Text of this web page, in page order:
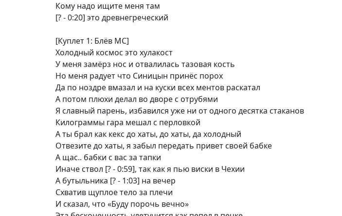
Кому надо ищите меня там
[? - 0:20] это древнегреческий
[Куплет 1: Блёв МС]
Холодный космос это хулакост
У меня замёрз нос и отвалилась тазовая кость
Но меня радует что Синицын принёс порох
Да по ноздре вмазал и на куски всех ментов раскатал
А потом плюхи делал во дворе с отрубями
Я славный парень, избавился уже ни от одного десятка стаканов
Килограммы гара мешал с перловкой
А ты брал как кекс до хаты, до хаты, да холодный
Отвезите до хаты, я забыл передать привет своей бабке
А щас.. бабки с вас за тапки
Иначе ствол [? - 0:59], так как я пью виски в Чехии
А бутыльника [? - 1:03] на вечер
Схватив щуплое тело за плечи
И сказал, что «Буду порочь вечно»